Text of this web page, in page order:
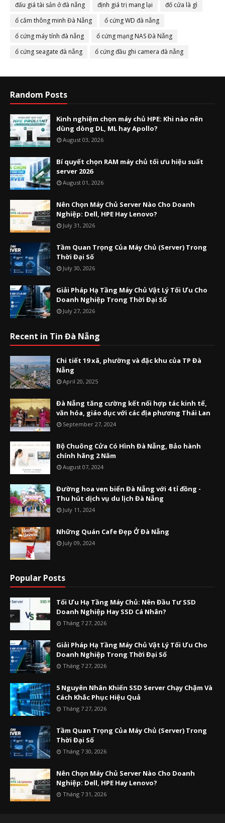
đấu giá tài sản ở đà nẵng
định giá trị mang lại
đố cửa là gì
ổ cắm thông minh Đà Nẵng
ổ cứng WD đà nẵng
ổ cứng máy tính đà nẵng
ổ cứng mạng NAS Đà Nẵng
ổ cứng seagate đà nẵng
ổ cứng đầu ghi camera đà nẵng
Random Posts
Kinh nghiệm chọn máy chủ HPE: Khi nào nên
dùng dòng DL, ML hay Apollo?
August 03, 2026
Bí quyết chọn RAM máy chủ tối ưu hiệu suất
server 2026
August 01, 2026
Nên Chọn Máy Chủ Server Nào Cho Doanh
Nghiệp: Dell, HPE Hay Lenovo?
July 31, 2026
Tầm Quan Trọng Của Máy Chủ (Server) Trong
Thời Đại Số
July 30, 2026
Giải Pháp Hạ Tầng Máy Chủ Vật Lý Tối Ưu Cho
Doanh Nghiệp Trong Thời Đại Số
July 27, 2026
Recent in Tin Đà Nẵng
Chi tiết 19 xã, phường và đặc khu của TP Đà
Nẵng
April 20, 2025
Đà Nẵng tăng cường kết nối hợp tác kinh tế,
văn hóa, giáo dục với các địa phương Thái Lan
September 27, 2024
Bộ Chuông Cửa Có Hình Đà Nẵng, Bảo hành
chính hãng 2 Năm
August 07, 2024
Đường hoa ven biển Đà Nẵng với 4 tỉ đồng -
Thu hút dịch vụ du lịch Đà Nẵng
July 11, 2024
Những Quán Cafe Đẹp Ở Đà Nẵng
July 09, 2024
Popular Posts
Tối Ưu Hạ Tầng Máy Chủ: Nên Đầu Tư SSD
Doanh Nghiệp Hay SSD Cá Nhân?
Tháng 7 27, 2026
Giải Pháp Hạ Tầng Máy Chủ Vật Lý Tối Ưu Cho
Doanh Nghiệp Trong Thời Đại Số
Tháng 7 27, 2026
5 Nguyên Nhân Khiến SSD Server Chạy Chậm Và
Cách Khắc Phục Hiệu Quả
Tháng 7 27, 2026
Tầm Quan Trọng Của Máy Chủ (Server) Trong
Thời Đại Số
Tháng 7 30, 2026
Nên Chọn Máy Chủ Server Nào Cho Doanh
Nghiệp: Dell, HPE Hay Lenovo?
Tháng 7 31, 2026